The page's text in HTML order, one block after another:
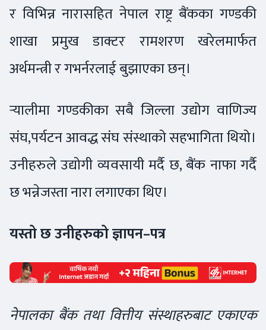
र विभिन्न नारासहित नेपाल राष्ट्र बैंकका गण्डकी
शाखा प्रमुख डाक्टर रामशरण खरेलमार्फत
अर्थमन्त्री र गभर्नरलाई बुझाएका छन्।
र्‍यालीमा गण्डकीका सबै जिल्ला उद्योग वाणिज्य
संघ,पर्यटन आवद्ध संघ संस्थाको सहभागिता थियो।
उनीहरुले उद्योगी व्यवसायी मर्दै छ, बैंक नाफा गर्दै
छ भन्नेजस्ता नारा लगाएका थिए।
यस्तो छ उनीहरुको ज्ञापन–पत्र
नेपालका बैंक तथा वित्तीय संस्थाहरुबाट एकाएक